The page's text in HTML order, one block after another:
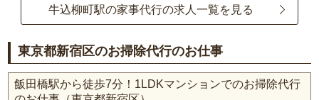
牛込柳町駅の家事代行の求人一覧を見る
東京都新宿区のお掃除代行のお仕事
飯田橋駅から徒歩7分！1LDKマンションでのお掃除代行